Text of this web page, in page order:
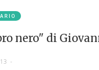
nero" di
-